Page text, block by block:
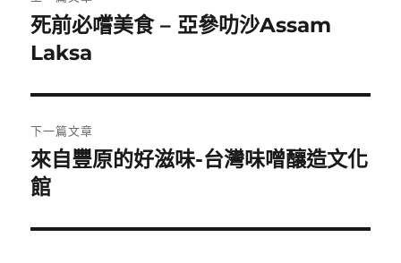
章
導
覽
上
一
文
章:
死前必嚐美食 – 亞參叻沙Assam
Laksa
下一篇文章
下
一
文
來自豐原的好滋味-台灣味噌釀造文化
館